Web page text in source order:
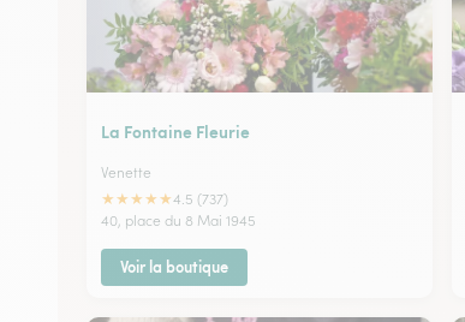
La Fontaine Fleurie
Venette
★★★★★4.5 (737)
40, place du 8 Mai 1945
Voir la boutique